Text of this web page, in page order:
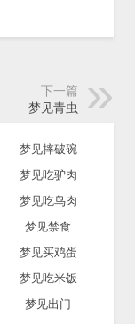
下一篇
梦见青虫
梦见摔破碗
梦见吃驴肉
梦见吃鸟肉
梦见禁食
梦见买鸡蛋
梦见吃米饭
梦见出门